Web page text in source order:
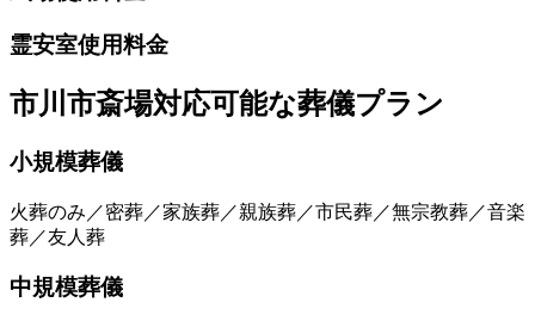
霊安室使用料金
市川市斎場対応可能な葬儀プラン
小規模葬儀
火葬のみ／密葬／家族葬／親族葬／市民葬／無宗教葬／音楽
葬／友人葬
中規模葬儀